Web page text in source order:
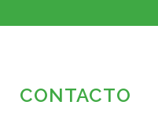
CONTACTO